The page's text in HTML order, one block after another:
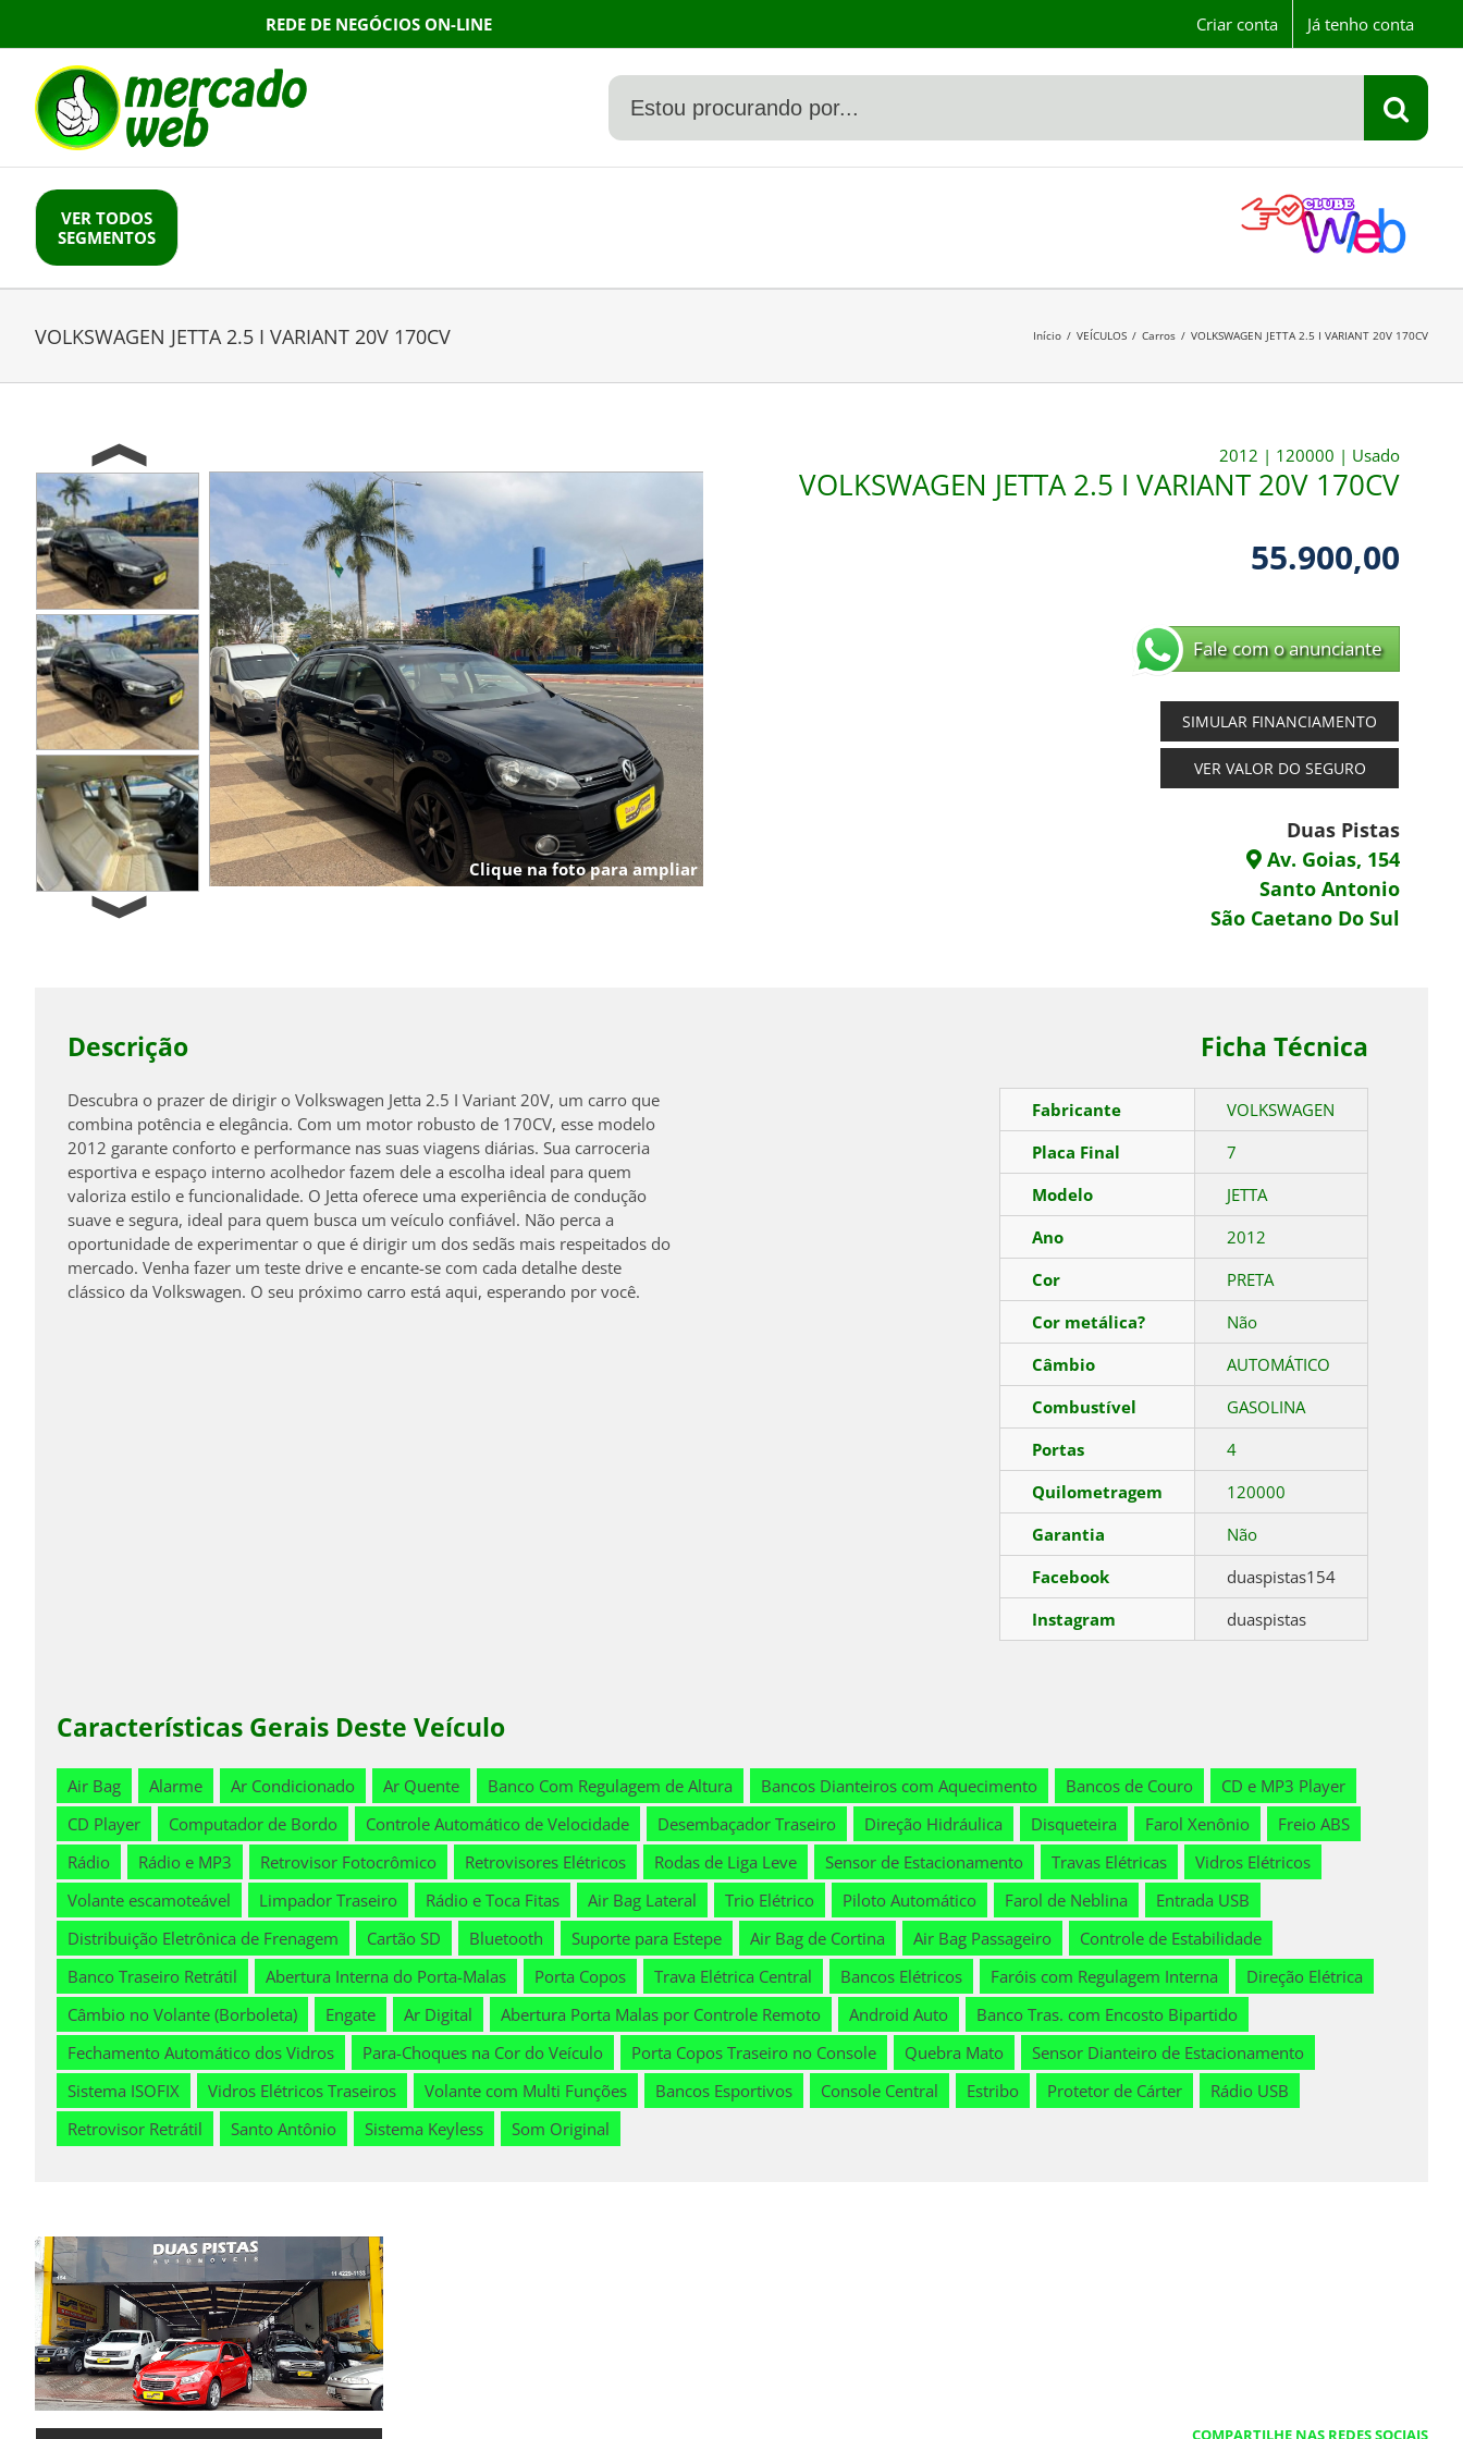
content
REDE DE NEGÓCIOS ON-LINE Criar conta Já tenho conta
VER TODOS
SEGMENTOS
VOLKSWAGEN JETTA 2.5 I VARIANT 20V 170CV Início / VEÍCULOS / Carros / VOLKSWAGEN JETTA 2.5 I VARIANT 20V 170CV
Previous
Next
Clique na foto para ampliar
2012 | 120000 | Usado
VOLKSWAGEN JETTA 2.5 I VARIANT 20V 170CV
55.900,00
Fale com o anunciante
SIMULAR FINANCIAMENTO
VER VALOR DO SEGURO
Duas Pistas
Av. Goias, 154
Santo Antonio
São Caetano Do Sul
Descrição
Descubra o prazer de dirigir o Volkswagen Jetta 2.5 I Variant 20V, um carro que
combina potência e elegância. Com um motor robusto de 170CV, esse modelo
2012 garante conforto e performance nas suas viagens diárias. Sua carroceria
esportiva e espaço interno acolhedor fazem dele a escolha ideal para quem
valoriza estilo e funcionalidade. O Jetta oferece uma experiência de condução
suave e segura, ideal para quem busca um veículo confiável. Não perca a
oportunidade de experimentar o que é dirigir um dos sedãs mais respeitados do
mercado. Venha fazer um teste drive e encante-se com cada detalhe deste
clássico da Volkswagen. O seu próximo carro está aqui, esperando por você.
Ficha Técnica
Fabricante
VOLKSWAGEN
Placa Final
7
Modelo
JETTA
Ano
2012
Cor
PRETA
Cor metálica?
Não
Câmbio
AUTOMÁTICO
Combustível
GASOLINA
Portas
4
Quilometragem
120000
Garantia
Não
Facebook
duaspistas154
Instagram
duaspistas
Características Gerais Deste Veículo
Air Bag Alarme Ar Condicionado Ar Quente Banco Com Regulagem de Altura Bancos Dianteiros com Aquecimento Bancos de Couro
CD e MP3 Player
CD Player
Computador de Bordo Controle Automático de Velocidade Desembaçador Traseiro Direção Hidráulica Disqueteira Farol Xenônio
Freio ABS
Rádio
Rádio e MP3 Retrovisor Fotocrômico Retrovisores Elétricos Rodas de Liga Leve Sensor de Estacionamento Travas Elétricas
Vidros Elétricos
Volante escamoteável
Limpador Traseiro Rádio e Toca Fitas Air Bag Lateral Trio Elétrico Piloto Automático Farol de Neblina
Entrada USB
Distribuição Eletrônica de Frenagem
Cartão SD Bluetooth Suporte para Estepe Air Bag de Cortina Air Bag Passageiro
Controle de Estabilidade
Banco Traseiro Retrátil
Abertura Interna do Porta-Malas Porta Copos Trava Elétrica Central Bancos Elétricos Faróis com Regulagem Interna
Direção Elétrica
Câmbio no Volante (Borboleta)
Engate Ar Digital Abertura Porta Malas por Controle Remoto Android Auto
Banco Tras. com Encosto Bipartido
Fechamento Automático dos Vidros
Para-Choques na Cor do Veículo Porta Copos Traseiro no Console Quebra Mato
Sensor Dianteiro de Estacionamento
Sistema ISOFIX
Vidros Elétricos Traseiros Volante com Multi Funções Bancos Esportivos Console Central Estribo Protetor de Cárter
Rádio USB
Retrovisor Retrátil
Santo Antônio Sistema Keyless Som Original
COMPARTILHE NAS REDES SOCIAIS